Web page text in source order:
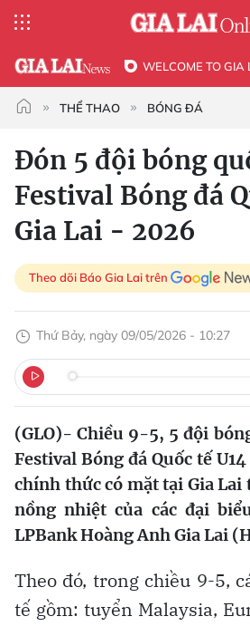
WELCOME TO GIA
THỂ THAO BÓNG ĐÁ
Đón 5 đội bóng
Festival Bóng đá
Gia Lai - 2026
Theo dõi Báo Gia Lai trên
Thứ Bảy, ngày 09/05/2026 - 10:27
(GLO)- Chiều 9-5, 5 đội
Festival Bóng đá Quốc tế
chính thức có mặt tại Gia Lai
nồng nhiệt của các đại
LPBank Hoàng Anh Gia Lai
Theo đó, trong chiều 9-5,
tế gồm: tuyển Malaysia,